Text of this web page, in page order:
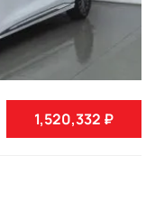
1,520,332 ₽